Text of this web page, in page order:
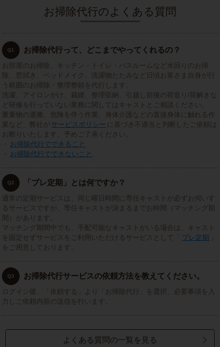
お掃除代行のよくある質問
Q1 お掃除代行って、どこまでやってくれるの？
お部屋のお掃除、キッチン・トイレ・バスルームなど水回りのお掃
除、窓拭き、ベッドメイク、洗濯物たたみなど日頃お客さま自身が行
う範囲のお掃除・整理整頓を代行します。
洗濯、アイロンがけ、裁縫、整理収納、引越し前後の荷造り/荷解きな
ど研修を行っていない業務に関してはキャストとご相談ください。
重量物の運搬、危険を伴う作業、身体介護などの直接身体に触れる作
業など、弊社が サービスポリシー に基づき不適当と判断したご依頼は
お断りいたします。予めご了承ください。
・
お掃除代行でできること
・
お掃除代行でできないこと
Q2 「プレ定期」とは何ですか？
通常の定期サービスは、同じ曜日時間に専任キャストが必ずお伺いす
るサービスですが、専任キャストが決まるまでお時間（マッチング期
間）があります。
マッチング期間中でも、手配可能なキャストがいる場合は、キャスト
を固定せずサービスをご利用いただけるサービスとして「
プレ定期
をご用意しております。
Q3 お掃除代行サービスの依頼方法を教えてください。
ログイン後、「依頼する」より「お掃除代行」を選択、必要事項を入
力しご依頼内容の送信を行います。
よくある質問の一覧を見る